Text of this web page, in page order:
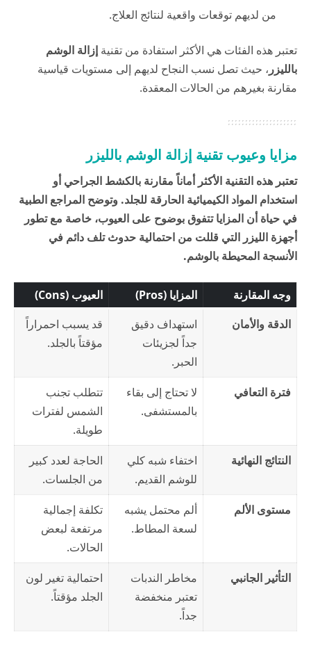
من لديهم توقعات واقعية لنتائج العلاج.
تعتبر هذه الفئات هي الأكثر استفادة من تقنية إزالة الوشم
بالليزر ، حيث تصل نسب النجاح لديهم إلى مستويات قياسية
مقارنة بغيرهم من الحالات المعقدة.
مزايا وعيوب تقنية إزالة الوشم بالليزر
تعتبر هذه التقنية الأكثر أماناً مقارنة بالكشط الجراحي أو
استخدام المواد الكيميائية الحارقة للجلد. وتوضح المراجع الطبية
في حياةأن المزايا تتفوق بوضوح على العيوب، خاصة مع تطور
أجهزة الليزر التي قللت من احتمالية حدوث تلف دائم في
الأنسجة المحيطة بالوشم.
وجه المقارنة المزايا (Pros)
العيوب (Cons)
الدقة والأمان
استهداف دقيق
جداً لجزيئات
الحبر.
قد يسبب احمراراً
مؤقتاً بالجلد.
فترة التعافي
لا تحتاج إلى بقاء
بالمستشفى.
تتطلب تجنب
الشمس لفترات
طويلة.
النتائج النهائية
اختفاء شبه كلي
للوشم القديم.
الحاجة لعدد كبير
من الجلسات.
مستوى الألم
ألم محتمل يشبه
لسعة المطاط.
تكلفة إجمالية
مرتفعة لبعض
الحالات.
التأثير الجانبي
مخاطر الندبات
تعتبر منخفضة
جداً.
احتمالية تغير لون
الجلد مؤقتاً.